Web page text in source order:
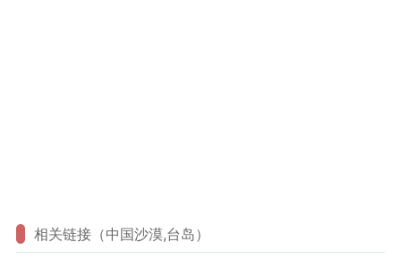
相关链接（中国沙漠,台岛）